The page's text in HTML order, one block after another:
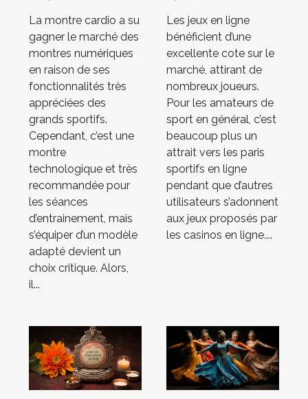
choisir votre
modèle de
montre
La montre cardio a su
gagner le marché des
montres numériques
en raison de ses
fonctionnalités très
appréciées des
grands sportifs.
Cependant, c’est une
montre
technologique et très
recommandée pour
les séances
d’entrainement, mais
s’équiper d’un modèle
adapté devient un
choix critique. Alors,
il...
casinos en
ligne
Les jeux en ligne
bénéficient d’une
excellente cote sur le
marché, attirant de
nombreux joueurs.
Pour les amateurs de
sport en général, c’est
beaucoup plus un
attrait vers les paris
sportifs en ligne
pendant que d’autres
utilisateurs s’adonnent
aux jeux proposés par
les casinos en ligne....